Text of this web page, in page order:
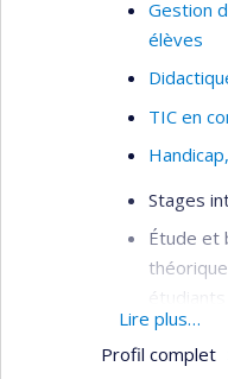
Gestion
élèves
TIC en
Stages
Étude et
Lire plus…
Profil complet